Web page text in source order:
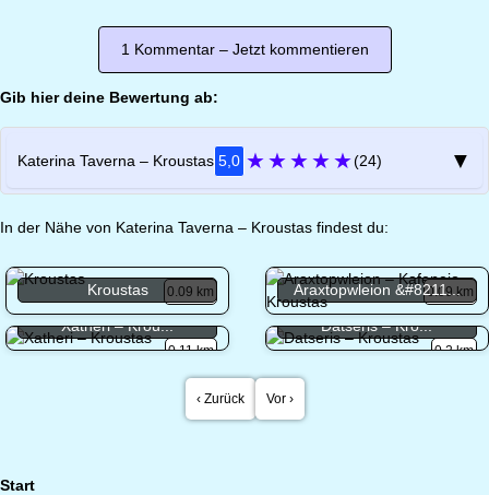
1 Kommentar – Jetzt kommentieren
Gib hier deine Bewertung ab:
Katerina Taverna – Kroustas 5,0 ★★★★★(24) ▼
In der Nähe von Katerina Taverna – Kroustas findest du:
0.09 km
Kroustas 0.09 km
Araxtopwleion &#8211...
0.11 km
Xatheri – Krou...
0.2 km
Datseris – Kro...
‹ Zurück Vor ›
Start